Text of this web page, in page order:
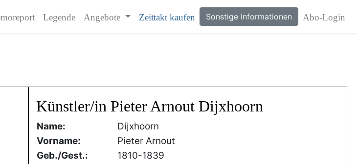
Legende Angebote Zeittakt kaufen Sonstige Informationen Abo-Login
Künstler/in Pieter Arnout Dijxhoorn
Name:
Dijxhoorn
Vorname:
Pieter Arnout
Geb./Gest.:
1810-1839